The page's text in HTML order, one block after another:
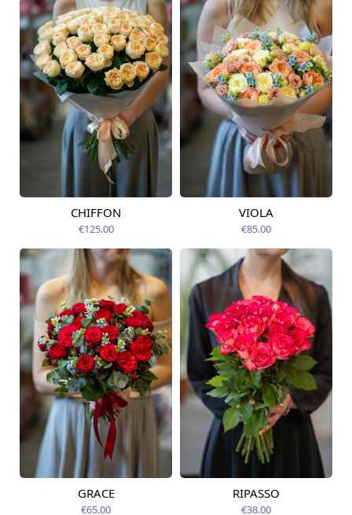
Pieejams šodien
CHIFFON
€125.00
Pieejams šodien
VIOLA
€85.00
Pieejama no
GRACE
€65.00
Pieejams šodien
RIPASSO
€38.00